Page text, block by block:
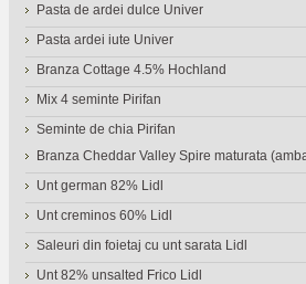
Pasta de ardei dulce Univer
Pasta ardei iute Univer
Branza Cottage 4.5% Hochland
Mix 4 seminte Pirifan
Seminte de chia Pirifan
Branza Cheddar Valley Spire maturata
Unt german 82% Lidl
Unt creminos 60% Lidl
Saleuri din foietaj cu unt sarata Lidl
Unt 82% unsalted Frico Lidl